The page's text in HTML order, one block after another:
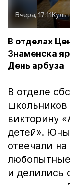
Вчера, 17:11
В отделах
Знаменска
День арбуза
В отделе
школьников
викторину
детей».
отвечали
и делились